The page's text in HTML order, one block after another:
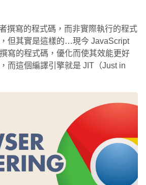
撰寫的程式碼，而非實際執行的程式
但其實是這樣的…現今 JavaScript
寫的程式碼，優化而使其效能更好
而這個編譯引擎就是 JIT（Just in